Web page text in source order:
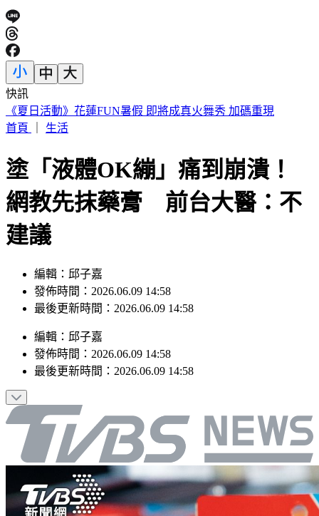
快訊
白海豚暴風圈逼近！7縣市明下午前風雨達停班課標準
首頁
生活
塗「液體OK繃」痛到崩潰！
網教先抹藥膏 前台大醫：​不
建議
編輯：邱子嘉
發佈時間：2026.06.09 14:58
最後更新時間：2026.06.09 14:58
編輯 ： 邱子嘉
發佈時間： 2026.06.09 14:58
最後更新時間： 2026.06.09 14:58